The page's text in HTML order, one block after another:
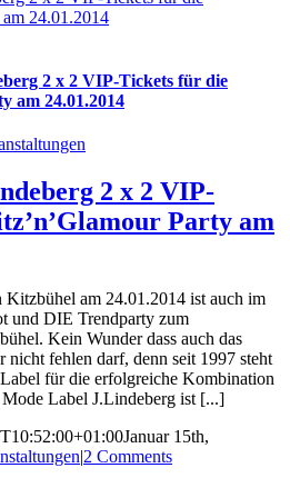
24.01.2014
2 x 2 VIP-Tickets für die
am 24.01.2014
2 x 2 VIP-
Party am
am 24.01.2014 ist auch im
und DIE Trendparty zum
Kein Wunder dass auch das
fehlen darf, denn seit 1997 steht
für die erfolgreiche Kombination
Label J.Lindeberg ist [...]
Januar 15th,
|2 Comments